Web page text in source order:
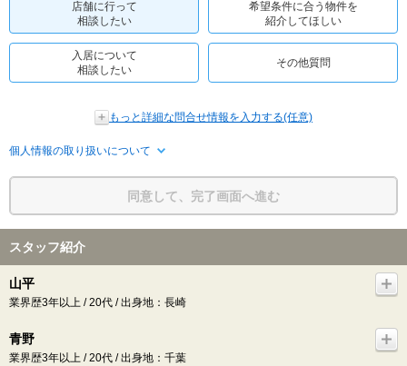
店舗に行って
相談したい
希望条件に合う物件を
紹介してほしい
入居について
相談したい
その他質問
もっと詳細な問合せ情報を入力する(任意)
個人情報の取り扱いについて
同意して、完了画面へ進む
スタッフ紹介
山平
業界歴3年以上 / 20代 / 出身地：長崎
青野
業界歴3年以上 / 20代 / 出身地：千葉